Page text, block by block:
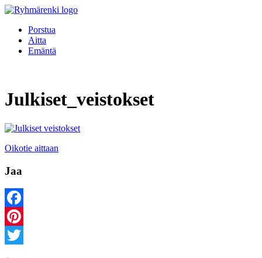
Porstua
Aitta
Emäntä
Julkiset_veistokset
Oikotie aittaan
Jaa
Facebook
Pinterest